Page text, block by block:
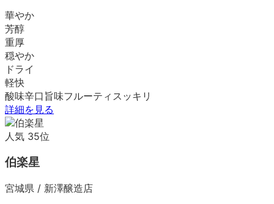
華やか
芳醇
重厚
穏やか
ドライ
軽快
酸味辛口 旨味フルーティ スッキリ
詳細を見る
人気 35位
伯楽星
宮城県 / 新澤醸造店